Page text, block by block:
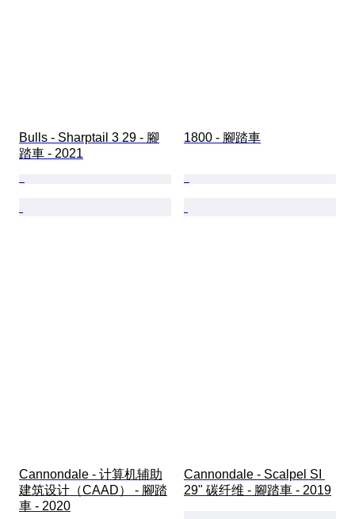
Bulls - Sharptail 3 29 - 腳
踏車 - 2021
1800 - 腳踏車
Cannondale - 计算机辅助
建筑设计（CAAD） - 腳踏
車 - 2020
Cannondale - Scalpel SI
29" 碳纤维 - 腳踏車 - 2019